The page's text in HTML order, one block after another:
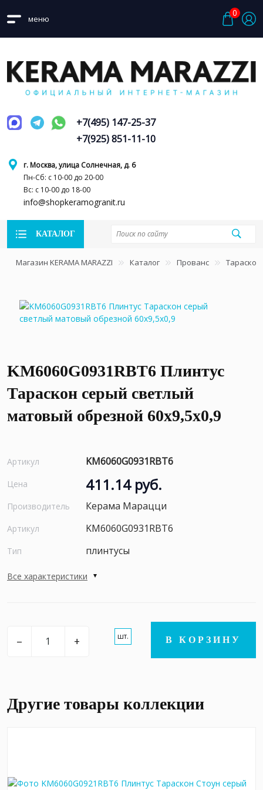
меню
0
г. Москва, улица Солнечная, д. 6
Пн-Сб: с 10-00 до 20-00
Вс: с 10-00 до 18-00
info@shopkeramogranit.ru
+7(495) 147-25-37
+7(925) 851-11-10
КАТАЛОГ
Магазин KERAMA MARAZZI Каталог Прованс Тараскон
KM6060G0931RBT6 Плинтус
Тараскон серый светлый
матовый обрезной 60x9,5x0,9
Артикул KM6060G0931RBT6
Цена 411.14 руб.
Производитель Керама Марацци
Артикул KM6060G0931RBT6
Тип плинтусы
Все характеристики
– + шт. В КОРЗИНУ
Другие товары коллекции